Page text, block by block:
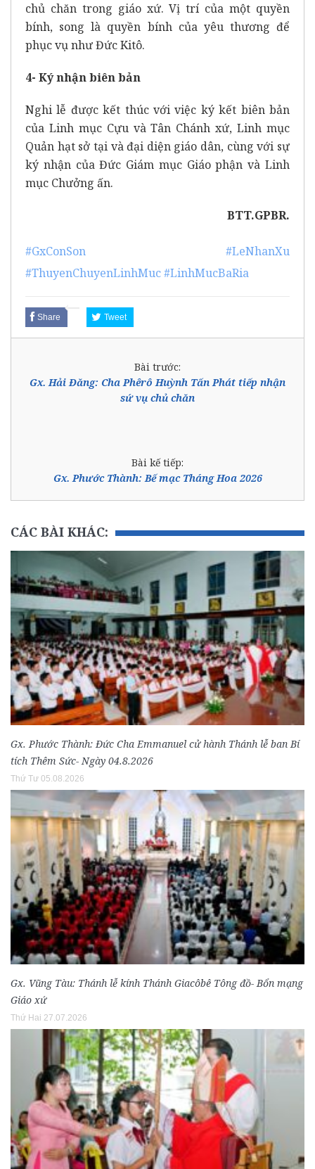
chủ chăn trong giáo xứ. Vị trí của một quyền
bính, song là quyền bính của yêu thương để
phục vụ như Đức Kitô.
4- Ký nhận biên bản
Nghi lễ được kết thúc với việc ký kết biên bản
của Linh mục Cựu và Tân Chánh xứ, Linh mục
Quản hạt sở tại và đại diện giáo dân, cùng với sự
ký nhận của Đức Giám mục Giáo phận và Linh
mục Chưởng ấn.
BTT.GPBR.
#GxConSon
#LeNhanXu
#ThuyenChuyenLinhMuc#LinhMucBaRia
Share Tweet
Bài trước:
Gx. Hải Đăng: Cha Phêrô Huỳnh Tấn Phát tiếp nhận
sứ vụ chủ chăn
Bài kế tiếp:
Gx. Phước Thành: Bế mạc Tháng Hoa 2026
CÁC BÀI KHÁC:
Gx. Phước Thành: Đức Cha Emmanuel cử hành Thánh lễ ban Bí
tích Thêm Sức- Ngày 04.8.2026
Thứ Tư 05.08.2026
Gx. Vũng Tàu: Thánh lễ kính Thánh Giacôbê Tông đồ- Bổn mạng
Giáo xứ
Thứ Hai 27.07.2026